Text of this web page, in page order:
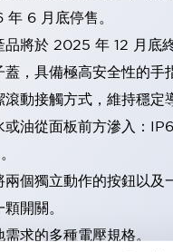
6 月底停售。
將於 2025 年 12 月底終
，具備極高安全性的手
動接觸方式，維持穩定
或油從面板前方滲入：
個獨立動作的按鈕以及
開關。
求的多種電壓規格。